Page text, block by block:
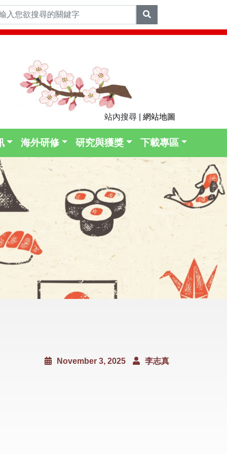
站內搜尋 | 網站地圖
海外研修 研究與獲獎 下載專區
November 3, 2025 李志真